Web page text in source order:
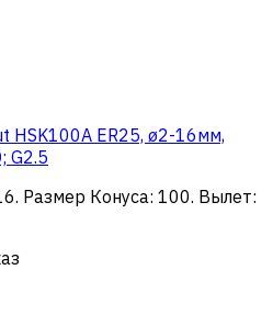
HSK100A ER25, ø2-16мм,
G2.5
. Размер Конуса: 100. Вылет: